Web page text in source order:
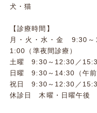
犬・猫
【診療時間】
月・火・水・金 9:30
1:00（準夜間診療）
土曜 9:30～12:30／
日曜 9:30～14:30（午前
祝日 9:30～12:30／
休診日 木曜・日曜午後